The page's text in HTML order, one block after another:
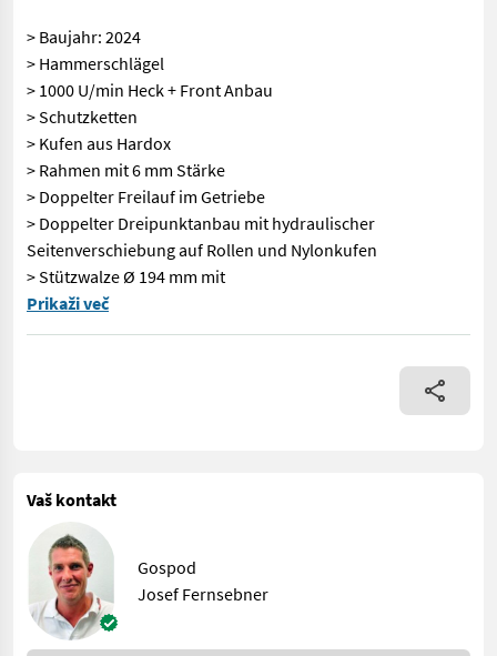
> Baujahr: 2024
> Hammerschlägel
> 1000 U/min Heck + Front Anbau
> Schutzketten
> Kufen aus Hardox
> Rahmen mit 6 mm Stärke
> Doppelter Freilauf im Getriebe
> Doppelter Dreipunktanbau mit hydraulischer
Seitenverschiebung auf Rollen und Nylonkufen
> Stützwalze Ø 194 mm mit
Produktbeschreibung Orsi WGR 2600 Ich freue mich, Ihnen
Prikaži več
Vaš kontakt
Gospod
Josef Fernsebner